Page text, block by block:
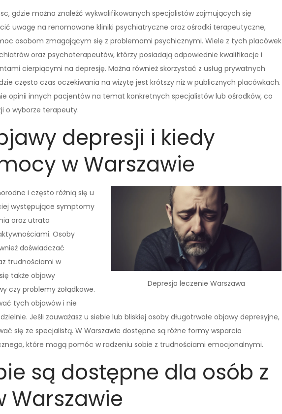
gdzie można znaleźć wykwalifikowanych specjalistów zajmujących się
uwagę na renomowane kliniki psychiatryczne oraz ośrodki terapeutyczne,
osobom zmagającym się z problemami psychicznymi. Wiele z tych placówek
oraz psychoterapeutów, którzy posiadają odpowiednie kwalifikacje i
cierpiącymi na depresję. Można również skorzystać z usług prywatnych
często czas oczekiwania na wizytę jest krótszy niż w publicznych placówkach.
opinii innych pacjentów na temat konkretnych specjalistów lub ośrodków, co
o wyborze terapeuty.
depresji i kiedy
w Warszawie
Depresja leczenie Warszawa
i często różnią się u
występujące symptomy
oraz utrata
Osoby
doświadczać
trudnościami w
także objawy
czy problemy żołądkowe.
tych objawów i nie
Jeśli zauważasz u siebie lub bliskiej osoby długotrwałe objawy depresyjne,
się ze specjalistą. W Warszawie dostępne są różne formy wsparcia
które mogą pomóc w radzeniu sobie z trudnościami emocjonalnymi.
są dostępne dla osób z
Warszawie